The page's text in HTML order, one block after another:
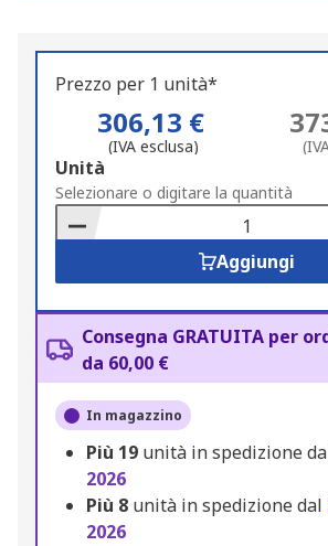
Prezzo per 1 unità*
306,13 €
(IVA esclusa)
Add
to
Basket
Unità
Selezionare o digitare la quantità
Aggiungi
Consegna GRATUITA per
da 60,00 €
In magazzino
Più 19 unità in spedizione
2026
Più 8 unità in spedizione dal
2026